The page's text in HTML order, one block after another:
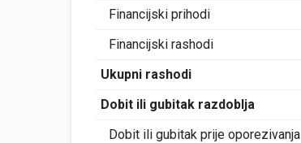
Financijski prihodi
Financijski rashodi
Ukupni rashodi
Dobit ili gubitak razdoblja
Dobit ili gubitak prije oporezivanja